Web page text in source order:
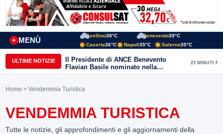
MENÙ
+
Avellino38°C Benevento39°C
Caserta36°C Napoli35°C Salerno35°C
ULTIME NOTIZIE
Il Presidente di ANCE Benevento
Flavian Basile nominato nella
Commissione Tecnica
Confindustria Nazionale
23 MINUTI FA
Home > Vendemmia Turistica
VENDEMMIA TURISTICA
Tutte le notizie, gli approfondimenti e gli aggiornamenti della